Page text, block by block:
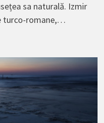
sa naturală. Izmir
turco-romane,…